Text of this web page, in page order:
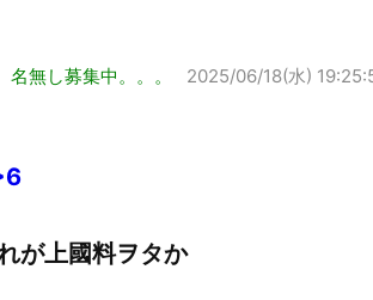
名無し募集中。。。 2025/06/18(水)
が上國料ヲタか